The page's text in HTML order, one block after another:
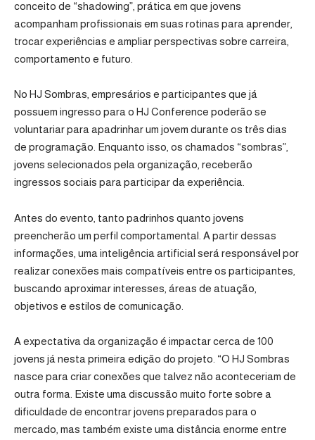
conceito de “shadowing”, prática em que jovens
acompanham profissionais em suas rotinas para aprender,
trocar experiências e ampliar perspectivas sobre carreira,
comportamento e futuro.
No HJ Sombras, empresários e participantes que já
possuem ingresso para o HJ Conference poderão se
voluntariar para apadrinhar um jovem durante os três dias
de programação. Enquanto isso, os chamados “sombras”,
jovens selecionados pela organização, receberão
ingressos sociais para participar da experiência.
Antes do evento, tanto padrinhos quanto jovens
preencherão um perfil comportamental. A partir dessas
informações, uma inteligência artificial será responsável por
realizar conexões mais compatíveis entre os participantes,
buscando aproximar interesses, áreas de atuação,
objetivos e estilos de comunicação.
A expectativa da organização é impactar cerca de 100
jovens já nesta primeira edição do projeto. “O HJ Sombras
nasce para criar conexões que talvez não aconteceriam de
outra forma. Existe uma discussão muito forte sobre a
dificuldade de encontrar jovens preparados para o
mercado, mas também existe uma distância enorme entre